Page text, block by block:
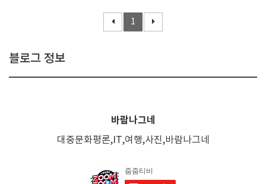
1
블로그 정보
바람나그네
대중문화평론,IT,여행,사진,바람나그네